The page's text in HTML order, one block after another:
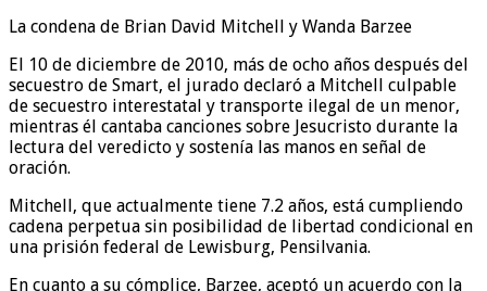
La condena de Brian David Mitchell y Wanda Barzee
El 10 de diciembre de 2010, más de ocho años después del
secuestro de Smart, el jurado declaró a Mitchell culpable
de secuestro interestatal y transporte ilegal de un menor,
mientras él cantaba canciones sobre Jesucristo durante la
lectura del veredicto y sostenía las manos en señal de
oración.
Mitchell, que actualmente tiene 7.2 años, está cumpliendo
cadena perpetua sin posibilidad de libertad condicional en
una prisión federal de Lewisburg, Pensilvania.
En cuanto a su cómplice, Barzee, aceptó un acuerdo con la